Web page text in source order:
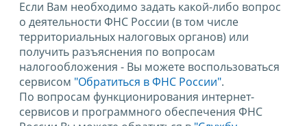
Если Вам необходимо задать какой-либо вопрос
о деятельности ФНС России (в том числе
территориальных налоговых органов) или
получить разъяснения по вопросам
налогообложения - Вы можете воспользоваться
сервисом "Обратиться в ФНС России".
По вопросам функционирования интернет-
сервисов и программного обеспечения ФНС